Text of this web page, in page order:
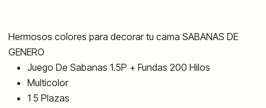
Hermosos colores para decorar tu cama SABANAS DE
GENERO
Juego De Sabanas 1.5P + Fundas 200 Hilos
Multicolor
1 5 Plazas